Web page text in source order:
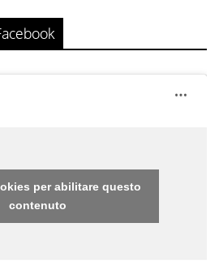
per abilitare questo
contenuto